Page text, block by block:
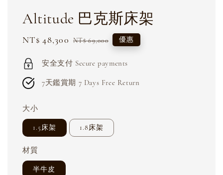
Altitude 巴克斯床架
Sale
NT$ 48,300 Regular
NT$ 69,000 優惠
安全支付 Secure payments
7天鑑賞期 7 Days Free Return
大小
1.5床架 1.8床架
材質
半牛皮